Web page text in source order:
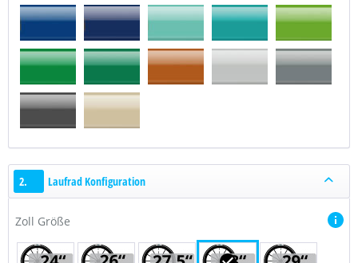
2. Laufrad Konfiguration
Zoll Größe